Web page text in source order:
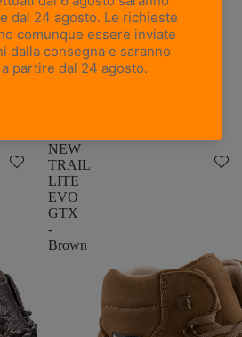
/
a
18 recensioni
NEW TRAIL LITE GTX -
Marrone Nocciola
Pelle pieno fiore con trattamento
Hydrobloc®
NEW
TRAIL
LITE
EVO
GTX
-
Brown